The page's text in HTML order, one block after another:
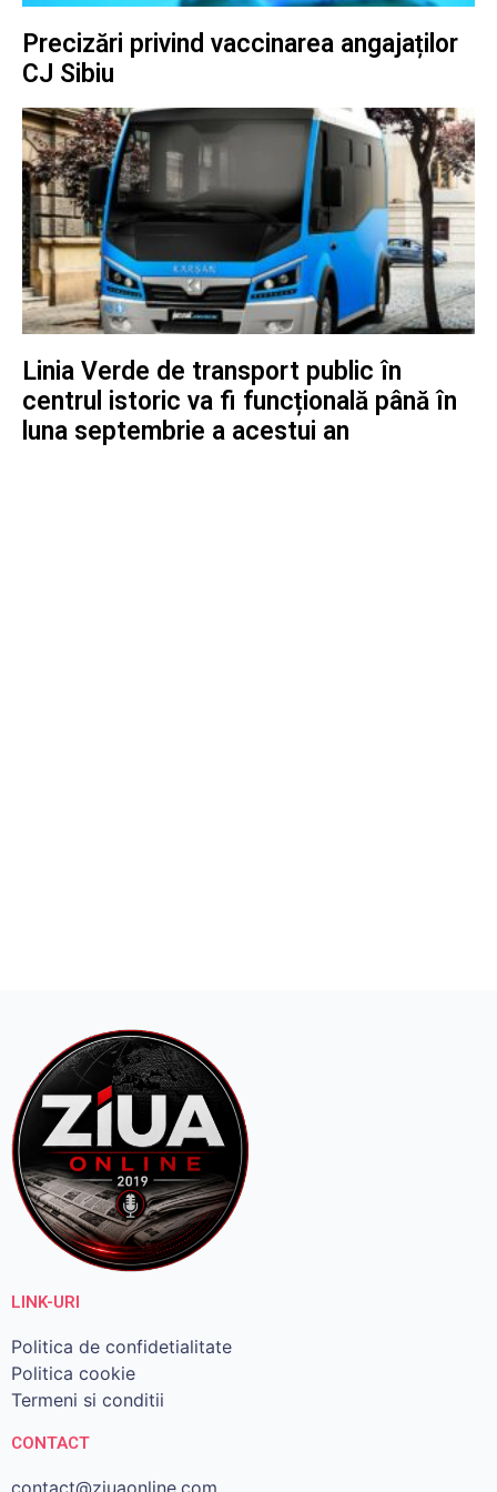
Precizări privind vaccinarea angajaților
CJ Sibiu
Linia Verde de transport public în
centrul istoric va fi funcțională până în
luna septembrie a acestui an
LINK-URI
Politica de confidetialitate
Politica cookie
Termeni si conditii
CONTACT